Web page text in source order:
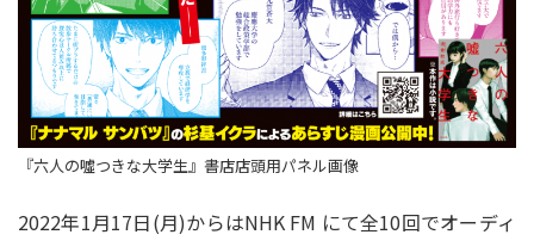
『六人の噓つきな大学生』書店店頭用パネル画像
2022年1月17日(月)からはNHK FM にて全10回でオーディ